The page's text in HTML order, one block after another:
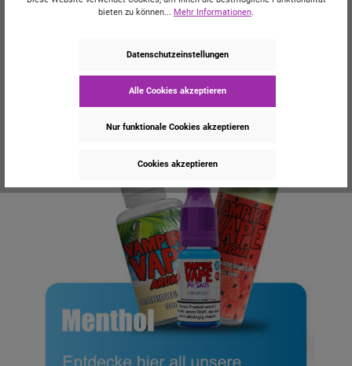
bieten zu können... Mehr Informationen.
Datenschutzeinstellungen
Alle Cookies akzeptieren
Nur funktionale Cookies akzeptieren
Cookies akzeptieren